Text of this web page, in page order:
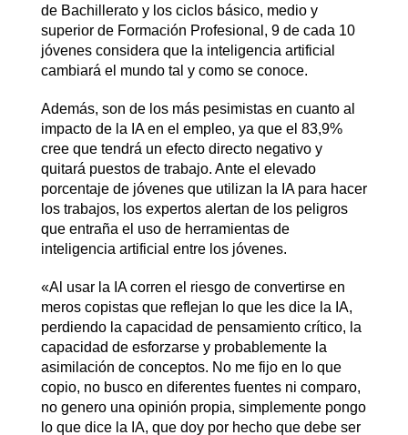
de Bachillerato y los ciclos básico, medio y
superior de Formación Profesional, 9 de cada 10
jóvenes considera que la inteligencia artificial
cambiará el mundo tal y como se conoce.
Además, son de los más pesimistas en cuanto al
impacto de la IA en el empleo, ya que el 83,9%
cree que tendrá un efecto directo negativo y
quitará puestos de trabajo. Ante el elevado
porcentaje de jóvenes que utilizan la IA para hacer
los trabajos, los expertos alertan de los peligros
que entraña el uso de herramientas de
inteligencia artificial entre los jóvenes.
«Al usar la IA corren el riesgo de convertirse en
meros copistas que reflejan lo que les dice la IA,
perdiendo la capacidad de pensamiento crítico, la
capacidad de esforzarse y probablemente la
asimilación de conceptos. No me fijo en lo que
copio, no busco en diferentes fuentes ni comparo,
no genero una opinión propia, simplemente pongo
lo que dice la IA, que doy por hecho que debe ser